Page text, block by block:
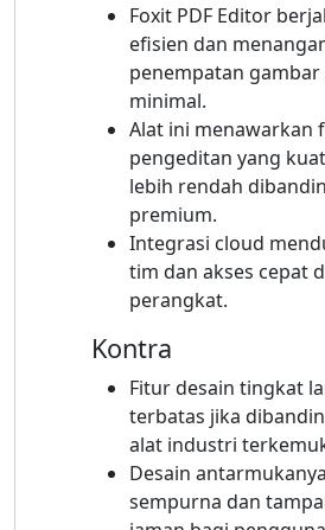
Foxit PDF Editor
efisien dan
penempatan gambar
minimal.
Alat ini menawarkan
pengeditan yang
lebih rendah
premium.
Integrasi cloud
tim dan akses cepat
perangkat.
Kontra
Fitur desain tingkat
terbatas jika
alat industri
Desain
sempurna dan